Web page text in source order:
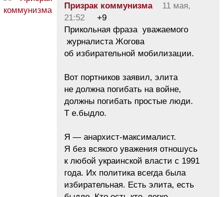
Призрак коммунизма
11 мая,
21:52
+9
Прикольная фраза уважаемого
журналиста Жогова
об избирательной мобилизации.
Вот портников заявил, элита
не должна погибать на войне,
должны погибать простые люди.
Т е.быдло.
Я — анархист-максималист.
Я без всякого уважения отношусь
к любой украинской власти с 1991
года. Их политика всегда была
избирательная. Есть элита, есть